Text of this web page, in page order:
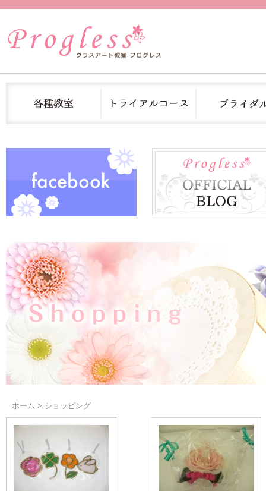
ホーム > ショッピング